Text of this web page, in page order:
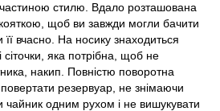
стилю. Вдало розташована
щоб ви завжди могли бачити
вчасно. На носику знаходиться
сіточки, яка потрібна, щоб не
накип. Повністю поворотна
резервуар, не знімаючи
чайник одним рухом і не вишукувати